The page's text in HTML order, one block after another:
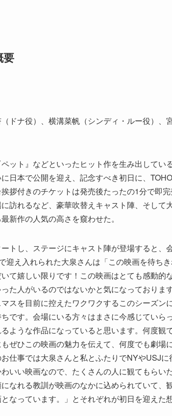
ドナ役）、横溝菜帆（シンディ・ルー役）、
ット』などといったヒット作を生み出してい
日本で公開を迎え、記念すべき初日に、
拶付きのチケットは発売後たったの1分で即
訪れるなど、豪華吹替えキャスト陣、そして
新作の人気の高さを窺わせた。
トし、ステージにキャスト陣が登場すると、
迎え入れられた大泉さんは「この映画を待ち
て嬉しい限りです！この映画はとても感動的
た人がいるのではないかと気になっておりま
スを目前に控えたワクワクするこのシーズン
です。会場にいる方々はまさに今感じていら
ような作品になっていると思います。何度観
ぜひこの映画の魅力を伝えて、何度でも劇場
仕事では大泉さんと私とふたりでNYやUSJに
いい映画なので、たくさんの人に観てもらい
なれる教訓が映画のなかに込められていて、
なっています。」とそれぞれが初日を迎えた